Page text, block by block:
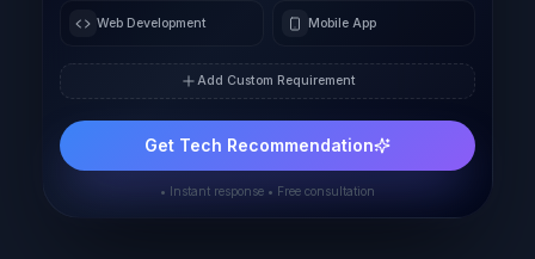
Web Development Mobile App
Add Custom Requirement
Get Tech Recommendation
• Instant response • Free consultation